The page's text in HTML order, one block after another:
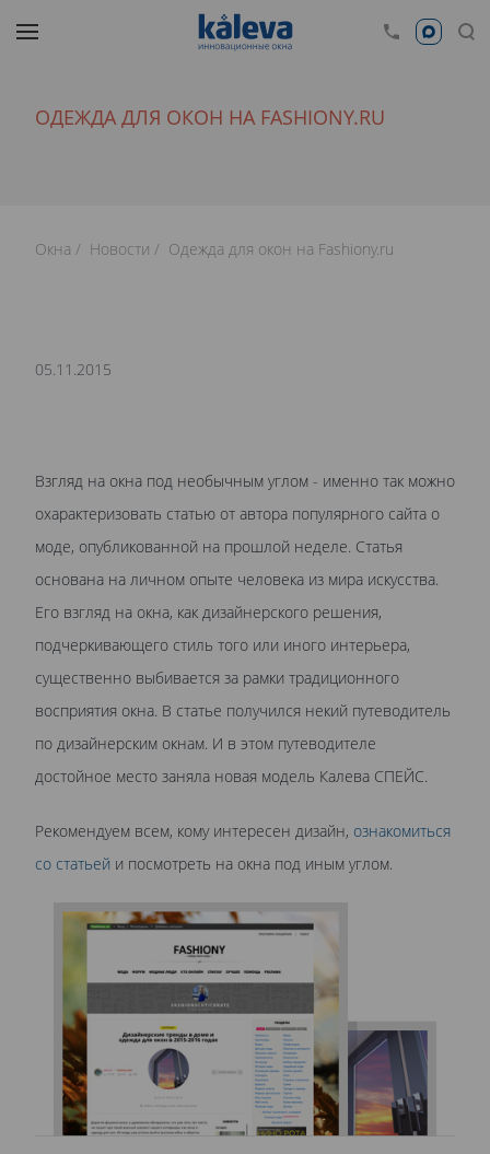
ОДЕЖДА ДЛЯ ОКОН НА FASHIONY.RU
Окна Новости Одежда для окон на Fashiony.ru
05.11.2015
Взгляд на окна под необычным углом - именно так можно
охарактеризовать статью от автора популярного сайта о
моде, опубликованной на прошлой неделе. Статья
основана на личном опыте человека из мира искусства.
Его взгляд на окна, как дизайнерского решения,
подчеркивающего стиль того или иного интерьера,
существенно выбивается за рамки традиционного
восприятия окна. В статье получился некий путеводитель
по дизайнерским окнам. И в этом путеводителе
достойное место заняла новая модель Калева СПЕЙС.
Рекомендуем всем, кому интересен дизайн, ознакомиться
со статьей и посмотреть на окна под иным углом.